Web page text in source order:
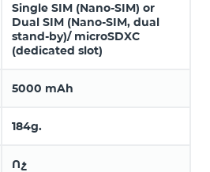
Single SIM (Nano-SIM) or
Dual SIM (Nano-SIM, dual
stand-by)/ microSDXC
(dedicated slot)
5000 mAh
184g.
Ոչ